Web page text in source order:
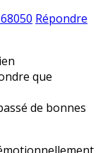
Répondre
que
de bonnes